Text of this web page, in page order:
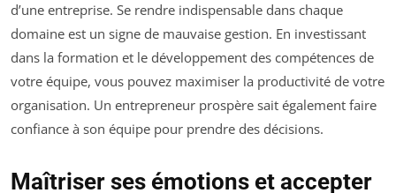
d’une entreprise. Se rendre indispensable dans chaque
domaine est un signe de mauvaise gestion. En investissant
dans la formation et le développement des compétences de
votre équipe, vous pouvez maximiser la productivité de votre
organisation. Un entrepreneur prospère sait également faire
confiance à son équipe pour prendre des décisions.
Maîtriser ses émotions et accepter